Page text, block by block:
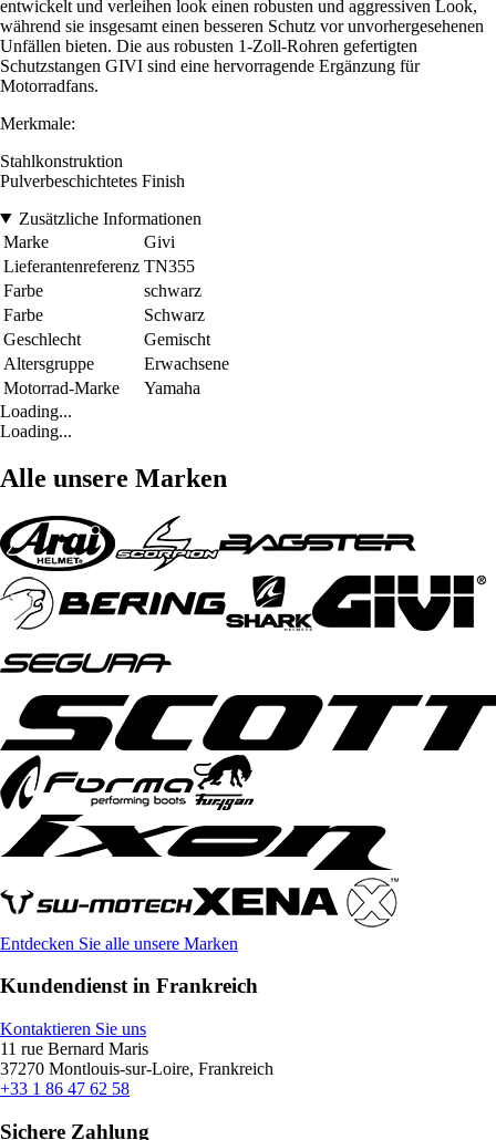
entwickelt und verleihen look einen robusten und aggressiven Look,
während sie insgesamt einen besseren Schutz vor unvorhergesehenen
Unfällen bieten. Die aus robusten 1-Zoll-Rohren gefertigten
Schutzstangen GIVI sind eine hervorragende Ergänzung für
Motorradfans.
Merkmale:
Stahlkonstruktion
Pulverbeschichtetes Finish
Zusätzliche Informationen
Marke
Givi
Lieferantenreferenz TN355
Farbe
schwarz
Farbe
Schwarz
Geschlecht
Gemischt
Altersgruppe
Erwachsene
Motorrad-Marke
Yamaha
Loading...
Loading...
Alle unsere Marken
Entdecken Sie alle unsere Marken
Kundendienst in Frankreich
Kontaktieren Sie uns
11 rue Bernard Maris
37270 Montlouis-sur-Loire, Frankreich
+33 1 86 47 62 58
Sichere Zahlung